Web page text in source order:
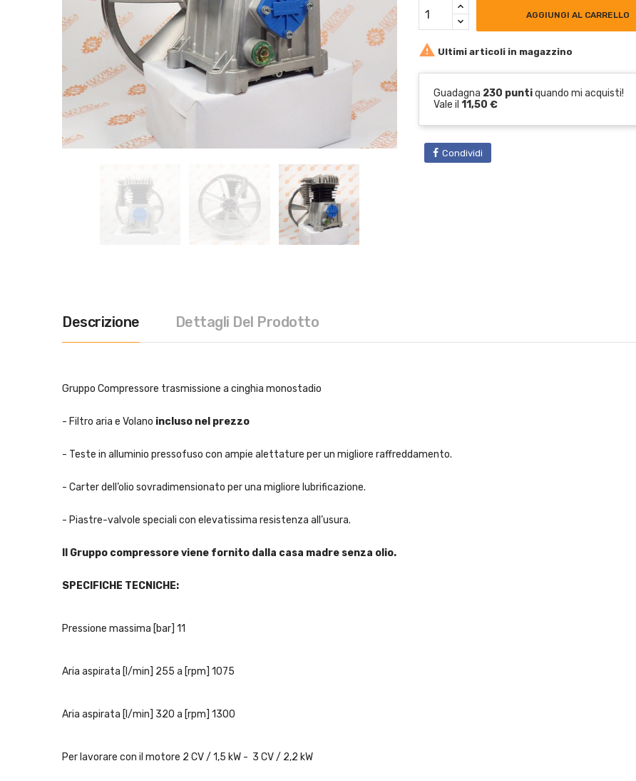
AGGIUNGI AL CARRELLO
 Ultimi articoli in magazzino
Guadagna 230 puntiquando mi acquisti!
Vale il 11,50 €
Condividi
Descrizione Dettagli Del Prodotto
Gruppo Compressore trasmissione a cinghia monostadio
- Filtro aria e Volano incluso nel prezzo
- Teste in alluminio pressofuso con ampie alettature per un migliore raffreddamento.
- Carter dell’olio sovradimensionato per una migliore lubrificazione.
- Piastre-valvole speciali con elevatissima resistenza all’usura.
Il Gruppo compressore viene fornito dalla casa madre senza olio.
SPECIFICHE TECNICHE:
Pressione massima [bar] 11
Aria aspirata [l/min] 255 a [rpm] 1075
Aria aspirata [l/min] 320 a [rpm] 1300
Per lavorare con il motore 2 CV / 1,5 kW - 3 CV / 2,2 kW